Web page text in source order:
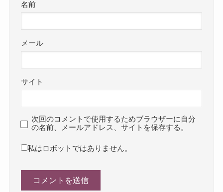
名前
メール
サイト
次回のコメントで使用するためブラウザーに自分
の名前、メールアドレス、サイトを保存する。
私はロボットではありません。